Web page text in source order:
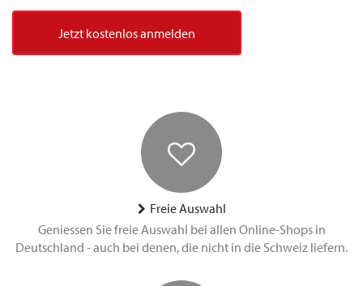
Jetzt kostenlos anmelden
Freie Auswahl
Geniessen Sie freie Auswahl bei allen Online-Shops in
Deutschland - auch bei denen, die nicht in die Schweiz liefern.